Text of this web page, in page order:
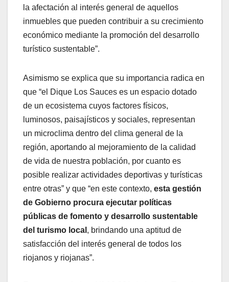
la afectación al interés general de aquellos
inmuebles que pueden contribuir a su crecimiento
económico mediante la promoción del desarrollo
turístico sustentable”.
Asimismo se explica que su importancia radica en
que “el Dique Los Sauces es un espacio dotado
de un ecosistema cuyos factores físicos,
luminosos, paisajísticos y sociales, representan
un microclima dentro del clima general de la
región, aportando al mejoramiento de la calidad
de vida de nuestra población, por cuanto es
posible realizar actividades deportivas y turísticas
entre otras” y que “en este contexto, esta gestión
de Gobierno procura ejecutar políticas
públicas de fomento y desarrollo sustentable
del turismo local , brindando una aptitud de
satisfacción del interés general de todos los
riojanos y riojanas”.